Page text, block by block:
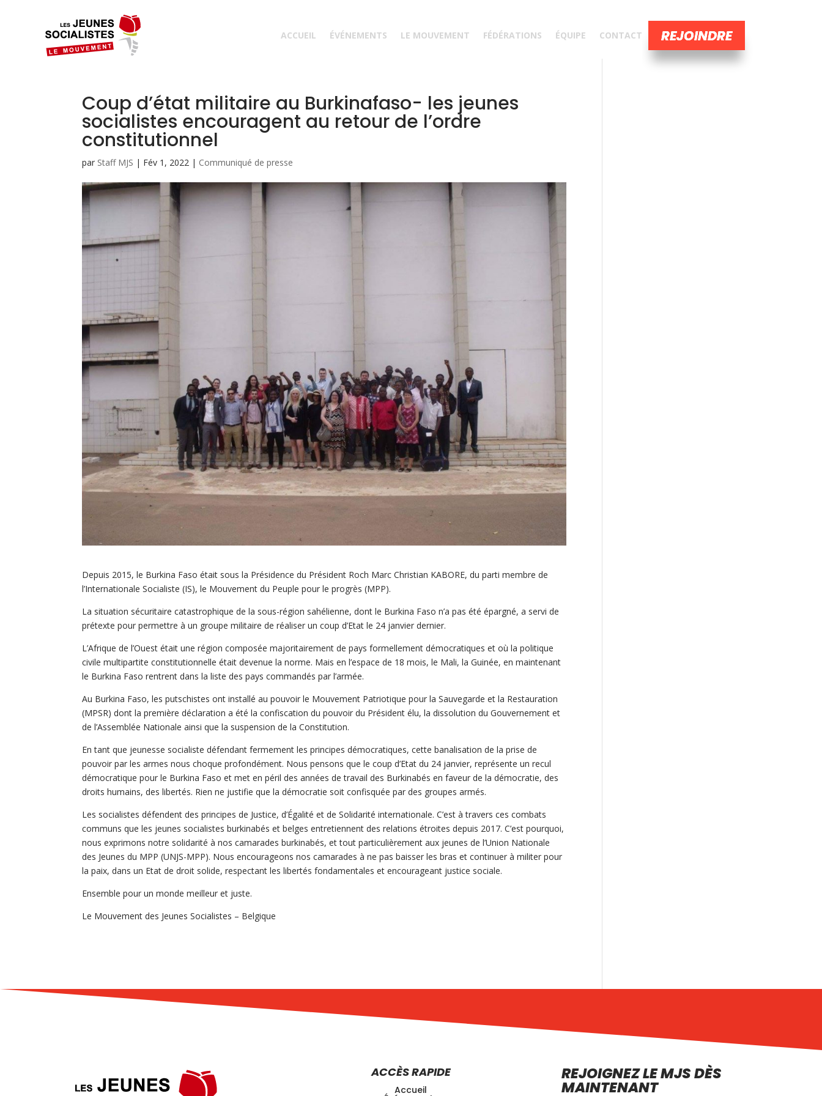
ACCUEIL ÉVÉNEMENTS LE MOUVEMENT FÉDÉRATIONS ÉQUIPE CONTACT REJOINDRE
Coup d’état militaire au Burkinafaso- les jeunes
socialistes encouragent au retour de l’ordre
constitutionnel
par Staff MJS | Fév 1, 2022 | Communiqué de presse
Depuis 2015, le Burkina Faso était sous la Présidence du Président Roch Marc Christian KABORE, du parti membre de
l’Internationale Socialiste (IS), le Mouvement du Peuple pour le progrès (MPP).
La situation sécuritaire catastrophique de la sous-région sahélienne, dont le Burkina Faso n’a pas été épargné, a servi de
prétexte pour permettre à un groupe militaire de réaliser un coup d’Etat le 24 janvier dernier.
L’Afrique de l’Ouest était une région composée majoritairement de pays formellement démocratiques et où la politique
civile multipartite constitutionnelle était devenue la norme. Mais en l’espace de 18 mois, le Mali, la Guinée, en maintenant
le Burkina Faso rentrent dans la liste des pays commandés par l’armée.
Au Burkina Faso, les putschistes ont installé au pouvoir le Mouvement Patriotique pour la Sauvegarde et la Restauration
(MPSR) dont la première déclaration a été la confiscation du pouvoir du Président élu, la dissolution du Gouvernement et
de l’Assemblée Nationale ainsi que la suspension de la Constitution.
En tant que jeunesse socialiste défendant fermement les principes démocratiques, cette banalisation de la prise de
pouvoir par les armes nous choque profondément. Nous pensons que le coup d’Etat du 24 janvier, représente un recul
démocratique pour le Burkina Faso et met en péril des années de travail des Burkinabés en faveur de la démocratie, des
droits humains, des libertés. Rien ne justifie que la démocratie soit confisquée par des groupes armés.
Les socialistes défendent des principes de Justice, d’Égalité et de Solidarité internationale. C’est à travers ces combats
communs que les jeunes socialistes burkinabés et belges entretiennent des relations étroites depuis 2017. C’est pourquoi,
nous exprimons notre solidarité à nos camarades burkinabés, et tout particulièrement aux jeunes de l’Union Nationale
des Jeunes du MPP (UNJS-MPP). Nous encourageons nos camarades à ne pas baisser les bras et continuer à militer pour
la paix, dans un Etat de droit solide, respectant les libertés fondamentales et encourageant justice sociale.
Ensemble pour un monde meilleur et juste.
Le Mouvement des Jeunes Socialistes – Belgique
ACCÈS RAPIDE
Accueil
REJOIGNEZ LE MJS DÈS
MAINTENANT